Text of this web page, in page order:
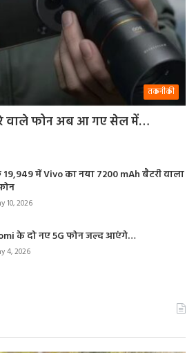
तकनीकी
वाले फोन अब आ गए सेल में…
19,949 में Vivo का नया 7200 mAh बैटरी वाला
10, 2026
के दो नए 5G फोन जल्द आएंगे…
4, 2026